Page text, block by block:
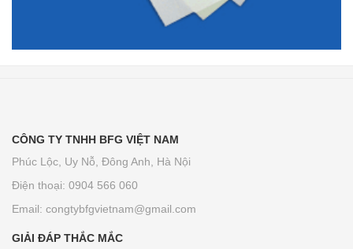
CÔNG TY TNHH BFG VIỆT NAM
Phúc Lộc, Uy Nỗ, Đông Anh, Hà Nội
Điện thoại: 0904 566 060
Email: congtybfgvietnam@gmail.com
GIẢI ĐÁP THẮC MẮC